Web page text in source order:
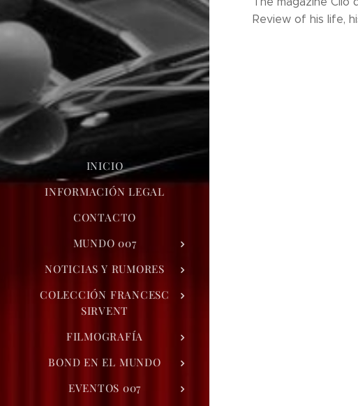
INICIO
INFORMACIÓN LEGAL
CONTACTO
MUNDO 007
NOTICIAS Y RUMORES
COLECCIÓN FRANCESC
SIRVENT
FILMOGRAFÍA
BOND EN EL MUNDO
EVENTOS 007
Review of his life,